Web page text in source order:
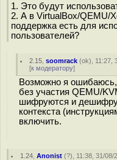
1. Это будут
2. А в VirtualBox/QEMU/
поддержка есть для
пользователей?
2.15 ,soomrack (ok), 11:27,
[к модератору]
Возможно я
без участия QEMU/
шифруются и
контекста
включить.
1.24 ,Anonist (?), 11:38, 31/08/